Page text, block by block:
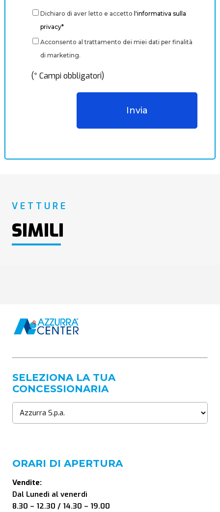
Dichiaro di aver letto e accetto l'informativa sulla
privacy*
Acconsento al trattamento dei miei dati per finalità
di marketing.
(* Campi obbligatori)
VETTURE
SIMILI
SELEZIONA LA TUA
CONCESSIONARIA
ORARI DI APERTURA
Vendite:
Dal Lunedì al venerdì
8.30 – 12.30 / 14.30 – 19.00